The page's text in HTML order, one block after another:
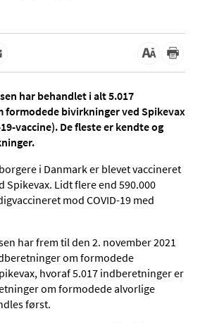
har behandlet i alt 5.017
formodede bivirkninger ved Spikevax
vaccine). De fleste er kendte og
i Danmark er blevet vaccineret
Spikevax. Lidt flere end 590.000
mod COVID-19 med
har frem til den 2. november 2021
om formodede
hvoraf 5.017 indberetninger er
om formodede alvorlige
først.